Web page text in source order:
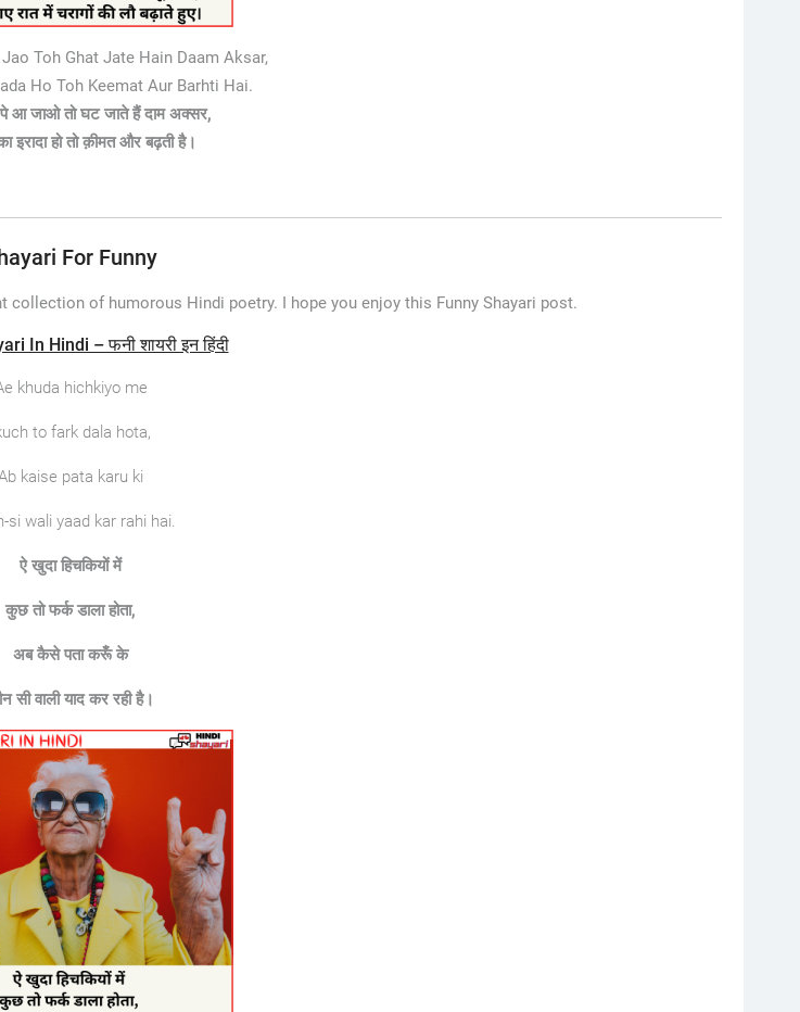
Toh Ghat Jate Hain Daam Aksar,
Ho Toh Keemat Aur Barhti Hai.
आ जाओ तो घट जाते हैं दाम अक्सर,
इरादा हो तो क़ीमत और बढ़ती है।
For Funny
collection of humorous Hindi poetry. I hope you enjoy this Funny Shayari post.
In Hindi – फनी शायरी इन हिंदी
khuda hichkiyo me
to fark dala hota,
kaise pata karu ki
si wali yaad kar rahi hai.
ऐ खुदा हिचकियों में
कुछ तो फर्क डाला होता,
अब कैसे पता करूँ के
सी वाली याद कर रही है।